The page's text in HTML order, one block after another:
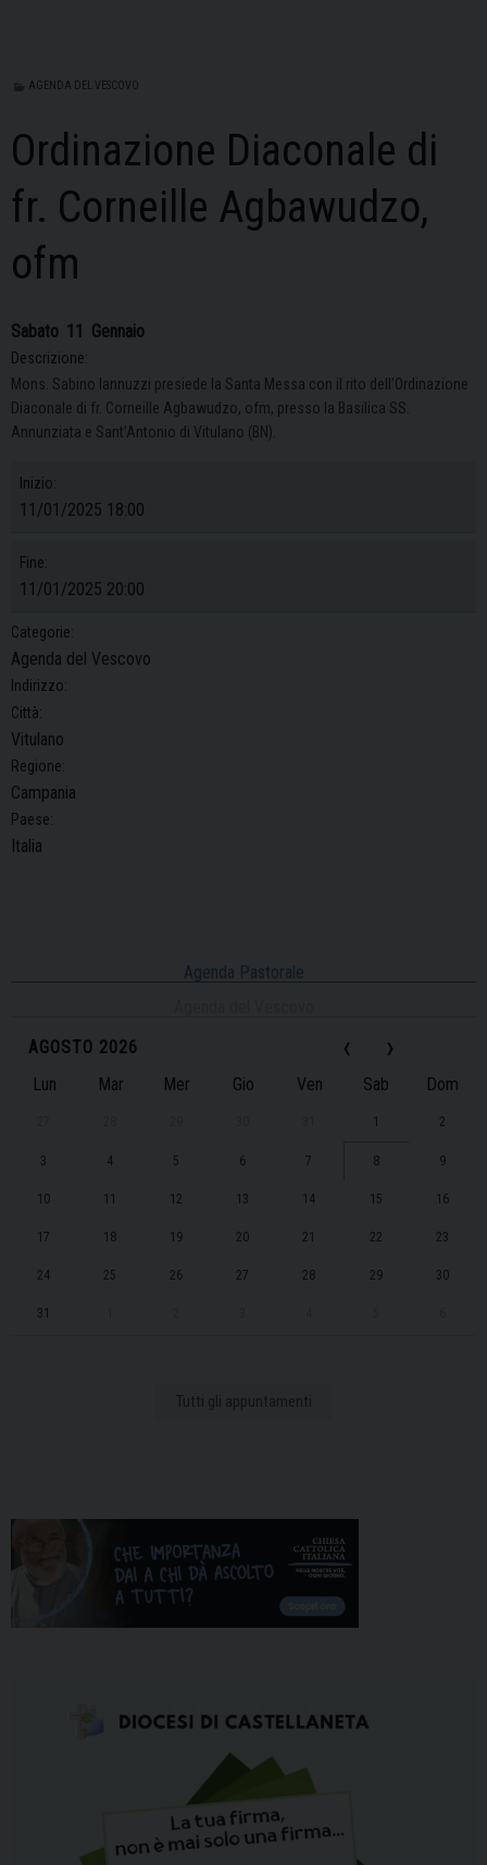
AGENDA DEL VESCOVO
Ordinazione Diaconale di
fr. Corneille Agbawudzo,
ofm
Sabato 11 Gennaio
Descrizione:
Mons. Sabino Iannuzzi presiede la Santa Messa con il rito dell’Ordinazione
Diaconale di fr. Corneille Agbawudzo, ofm, presso la Basilica SS.
Annunziata e Sant’Antonio di Vitulano (BN).
Inizio:
11/01/2025 18:00
Fine:
11/01/2025 20:00
Categorie:
Agenda del Vescovo
Indirizzo:
Città:
Vitulano
Regione:
Campania
Paese:
Italia
Agenda Pastorale
‹
AGOSTO 2026 ›
Lun Mar Mer Gio Ven Sab Dom
1 2
3 4 5 6 7 8 9
10 11 12 13 14 15 16
17 18 19 20 21 22 23
24 25 26 27 28 29 30
31
Tutti gli appuntamenti